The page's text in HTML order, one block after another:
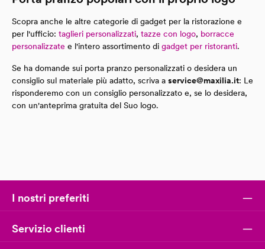
Scopra anche le altre categorie di gadget per la ristorazione e
per l'ufficio: taglieri personalizzati, tazze con logo, borracce
personalizzate e l'intero assortimento di gadget per ristoranti.
Se ha domande sui porta pranzo personalizzati o desidera un
consiglio sul materiale più adatto, scriva a service@maxilia.it: Le
risponderemo con un consiglio personalizzato e, se lo desidera,
con un'anteprima gratuita del Suo logo.
I nostri preferiti
Servizio clienti